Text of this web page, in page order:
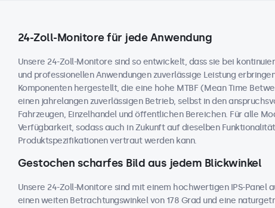
24-Zoll-Monitore für jede Anwendung
Unsere 24-Zoll-Monitore sind so entwickelt, dass sie bei
und professionellen Anwendungen zuverlässige Leistung
Komponenten hergestellt, die eine hohe MTBF (Mean Time
einen jahrelangen zuverlässigen Betrieb, selbst in den
Fahrzeugen, Einzelhandel und öffentlichen Bereichen. Für alle
Verfügbarkeit, sodass auch in Zukunft auf dieselben
Produktspezifikationen vertraut werden kann.
Gestochen scharfes Bild aus jedem Blickwinkel
Unsere 24-Zoll-Monitore sind mit einem hochwertigen IPS-
einen weiten Betrachtungswinkel von 178 Grad und eine